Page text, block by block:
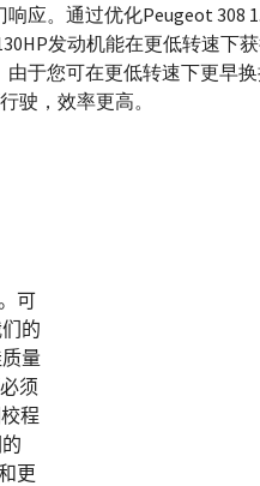
应。通过优化Peugeot 308
发动机能在更低转速下
于您可在更低转速下更早
驶，效率更高。
可
的
量
须
程
更